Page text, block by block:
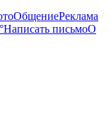
ОбщениеРеклама
Написать письмоО